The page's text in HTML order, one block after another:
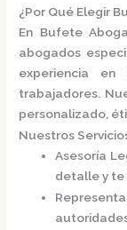
¿Por Qué Elegir
En Bufete
abogados
experiencia
trabajadores.
personalizado,
Nuestros
Asesoría
detalle y te